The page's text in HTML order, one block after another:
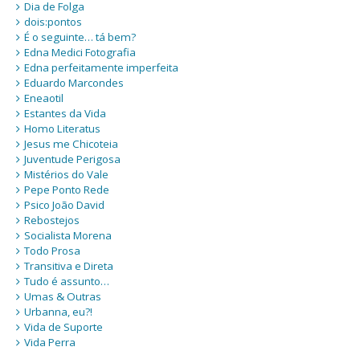
Dia de Folga
dois:pontos
É o seguinte… tá bem?
Edna Medici Fotografia
Edna perfeitamente imperfeita
Eduardo Marcondes
Eneaotil
Estantes da Vida
Homo Literatus
Jesus me Chicoteia
Juventude Perigosa
Mistérios do Vale
Pepe Ponto Rede
Psico João David
Rebostejos
Socialista Morena
Todo Prosa
Transitiva e Direta
Tudo é assunto…
Umas & Outras
Urbanna, eu?!
Vida de Suporte
Vida Perra